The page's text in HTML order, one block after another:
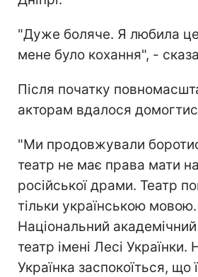
"Дуже боляче. Я любила
мене було кохання", -
Після початку
акторам вдалося
"Ми продовжували
театр не має права мати
російської драми. Театр
тільки українською
Національний
театр імені Лесі
Українка заспокоїться, що